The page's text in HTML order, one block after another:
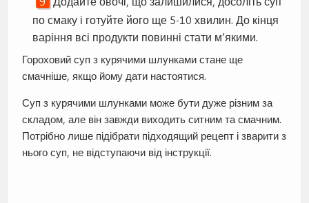
по смаку і готуйте його ще 5-10 хвилин. До кінця
варіння всі продукти повинні стати м’якими.
Гороховий суп з курячими шлунками стане ще
смачніше, якщо йому дати настоятися.
Суп з курячими шлунками може бути дуже різним за
складом, але він завжди виходить ситним та смачним.
Потрібно лише підібрати підходящий рецепт і зварити з
нього суп, не відступаючи від інструкції.